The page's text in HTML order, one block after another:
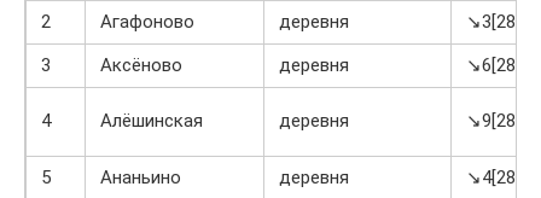
2 Агафоново деревня
↘3[28]
3
Аксёново деревня ↘6[28]
4 Алёшинская деревня ↘9[28]
5 Ананьино деревня
↘4[28]